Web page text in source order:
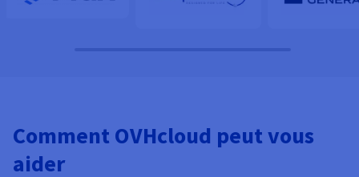
Comment OVHcloud peut vous
aider